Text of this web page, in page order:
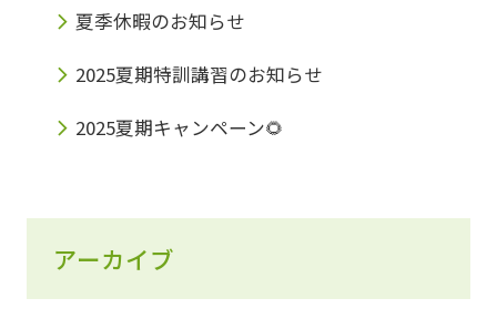
夏季休暇のお知らせ
2025夏期特訓講習のお知らせ
2025夏期キャンペーン🌻
アーカイブ